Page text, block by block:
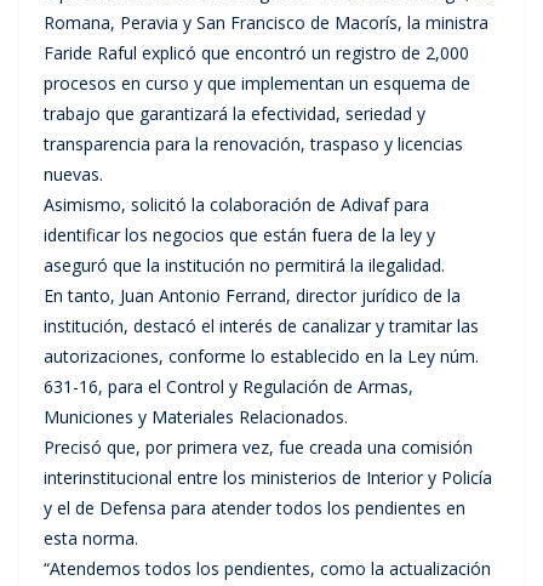
Romana, Peravia y San Francisco de Macorís, la ministra
Faride Raful explicó que encontró un registro de 2,000
procesos en curso y que implementan un esquema de
trabajo que garantizará la efectividad, seriedad y
transparencia para la renovación, traspaso y licencias
nuevas.
Asimismo, solicitó la colaboración de Adivaf para
identificar los negocios que están fuera de la ley y
aseguró que la institución no permitirá la ilegalidad.
En tanto, Juan Antonio Ferrand, director jurídico de la
institución, destacó el interés de canalizar y tramitar las
autorizaciones, conforme lo establecido en la Ley núm.
631-16, para el Control y Regulación de Armas,
Municiones y Materiales Relacionados.
Precisó que, por primera vez, fue creada una comisión
interinstitucional entre los ministerios de Interior y Policía
y el de Defensa para atender todos los pendientes en
esta norma.
“Atendemos todos los pendientes, como la actualización